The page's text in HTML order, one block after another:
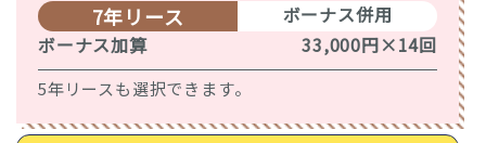
7年リース
ボーナス併用
ボーナス加算
33,000円×14回
5年リースも選択できます。